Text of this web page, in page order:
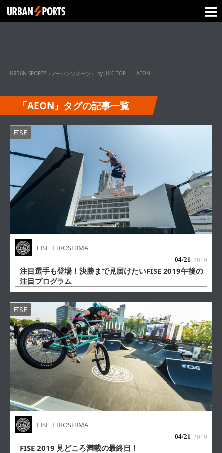
URBAN SPORTS（アーバンツポーツ） by JUSC TOP AEON
「AEON」タグの記事一覧
FISE
FISE_HIROSHIMA
04/21 2019
注目選手も登場！決勝まで見届けたいFISE 2019午後の
注目プログラム
FISE
FISE_HIROSHIMA
04/21 2019
FISE 2019 見どころ満載の最終日！